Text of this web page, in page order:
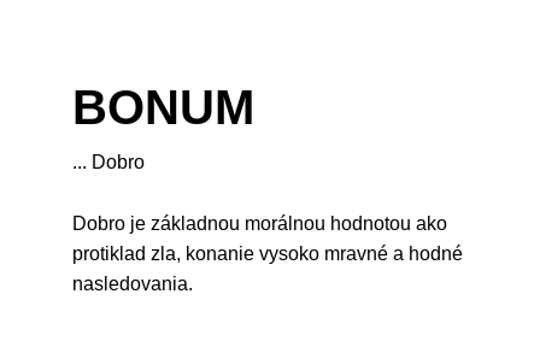
BONUM
... Dobro
Dobro je základnou morálnou hodnotou ako
protiklad zla, konanie vysoko mravné a hodné
nasledovania.